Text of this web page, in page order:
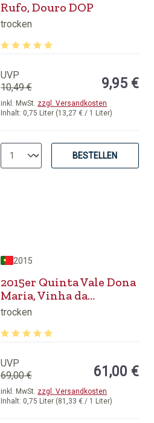
Rufo, Douro DOP
trocken
Inhalt: 0,75 Liter (13,27 € / 1 Liter)
inkl. MwSt. zzgl. Versandkosten
UVP
10,49 €
9,95 €
BESTELLEN
2015
2015er Quinta Vale Dona
Maria, Vinha da
Francisca, Douro DOP
trocken
Inhalt: 0,75 Liter (81,33 € / 1 Liter)
inkl. MwSt. zzgl. Versandkosten
UVP
69,00 €
61,00 €